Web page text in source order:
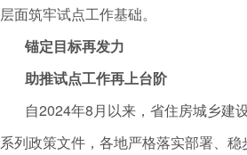
层面筑牢试点工作基础。
锚定目标再发力
助推试点工作再上台阶
自2024年8月以来，省住房城乡建
系列政策文件，各地严格落实部署、